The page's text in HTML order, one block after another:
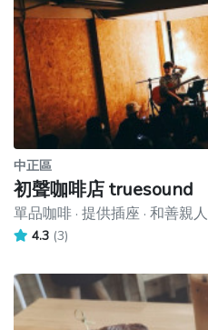
中正區
初聲咖啡店 truesound
單品咖啡 · 提供插座 · 和善親人
4.3 (3)